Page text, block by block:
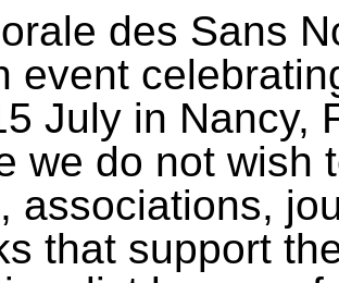
des Sans
event
July in Nancy,
we do not wish
associations,
that support